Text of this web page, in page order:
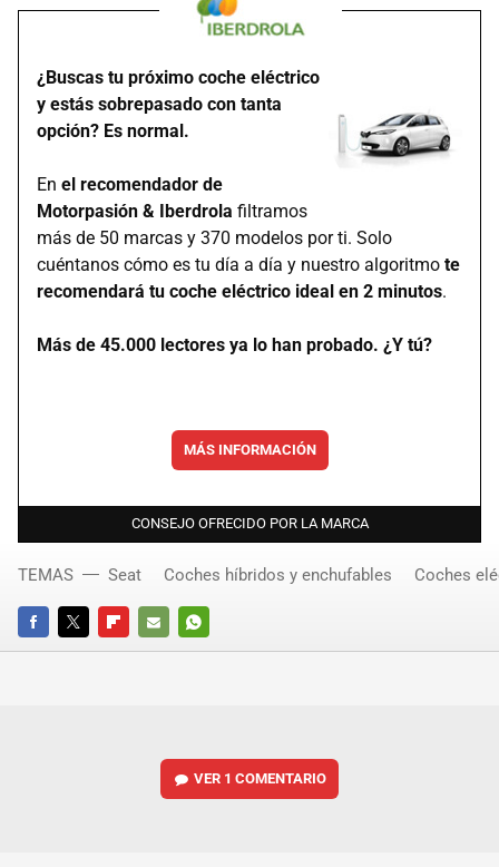
¿Buscas tu próximo coche eléctrico
y estás sobrepasado con tanta
opción? Es normal.
En el recomendador de
Motorpasión & Iberdrola filtramos
más de 50 marcas y 370 modelos por ti. Solo
cuéntanos cómo es tu día a día y nuestro algoritmo te
recomendará tu coche eléctrico ideal en 2 minutos.
Más de 45.000 lectores ya lo han probado. ¿Y tú?
MÁS INFORMACIÓN
CONSEJO OFRECIDO POR LA MARCA
FACEBOOKTWITTERFLIPBOARD
E-
WHATSAPP
TEMAS Seat Coches híbridos y enchufables Coches
VER 1 COMENTARIO